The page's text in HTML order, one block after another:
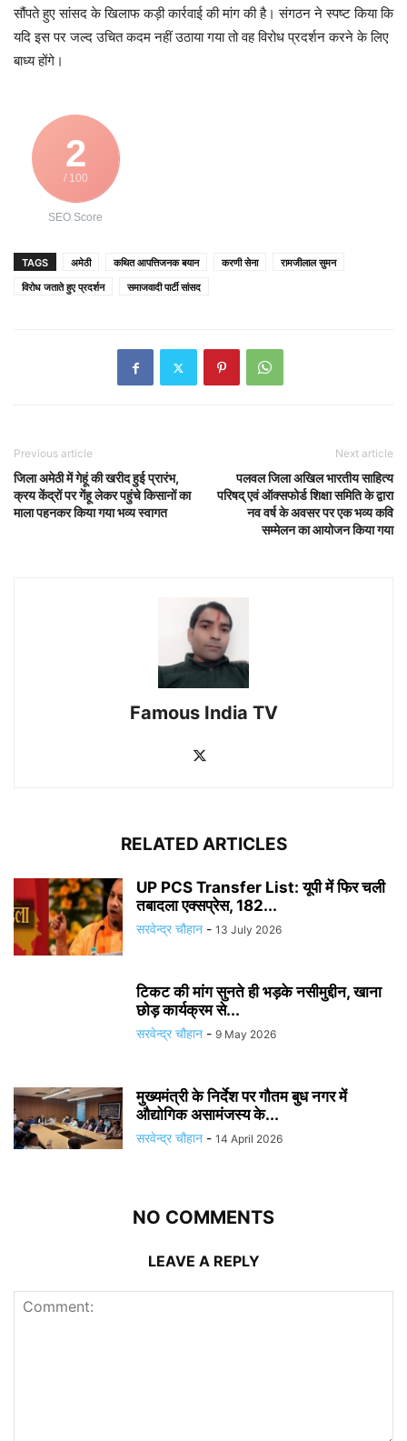
सौंपते हुए सांसद के खिलाफ कड़ी कार्रवाई की मांग की है। संगठन ने स्पष्ट किया कि
यदि इस पर जल्द उचित कदम नहीं उठाया गया तो वह विरोध प्रदर्शन करने के लिए
बाध्य होंगे।
2
/ 100
SEO Score
TAGS अमेठी कथित आपत्तिजनक बयान करणी सेना
रामजीलाल सुमन
विरोध जताते हुए प्रदर्शन
समाजवादी पार्टी सांसद
Previous article
जिला अमेठी में गेहूं की खरीद हुई प्रारंभ,
क्रय केंद्रों पर गेंहू लेकर पहुंचे किसानों का
माला पहनकर किया गया भव्य स्वागत
Next article
पलवल जिला अखिल भारतीय साहित्य
परिषद् एवं ऑक्सफोर्ड शिक्षा समिति के द्वारा
नव वर्ष के अवसर पर एक भव्य कवि
सम्मेलन का आयोजन किया गया
Famous India TV
RELATED ARTICLES
UP PCS Transfer List: यूपी में फिर चली
तबादला एक्सप्रेस, 182...
सरवेन्द्र चौहान - 13 July 2026
टिकट की मांग सुनते ही भड़के नसीमुद्दीन, खाना
छोड़ कार्यक्रम से...
सरवेन्द्र चौहान - 9 May 2026
मुख्यमंत्री के निर्देश पर गौतम बुध नगर में
औद्योगिक असामंजस्य के...
सरवेन्द्र चौहान - 14 April 2026
NO COMMENTS
LEAVE A REPLY